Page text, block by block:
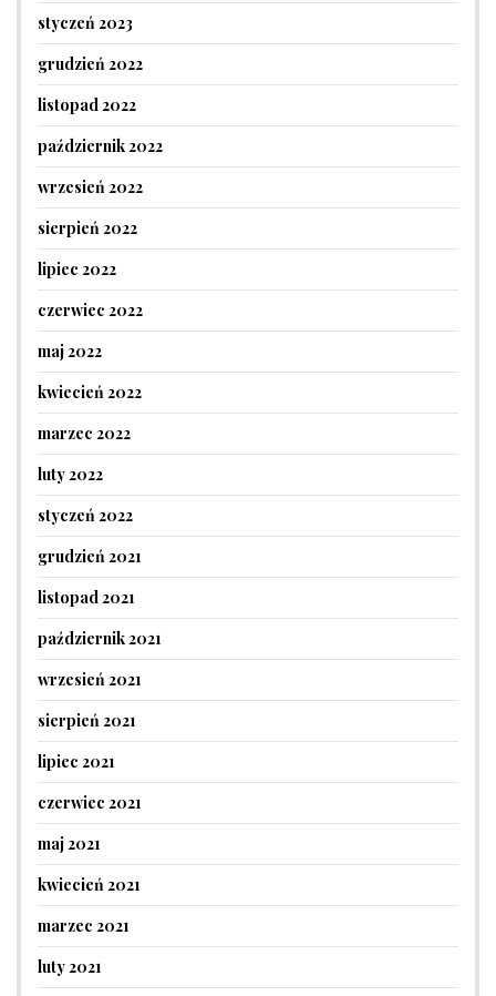
styczeń 2023
grudzień 2022
listopad 2022
październik 2022
wrzesień 2022
sierpień 2022
lipiec 2022
czerwiec 2022
maj 2022
kwiecień 2022
marzec 2022
luty 2022
styczeń 2022
grudzień 2021
listopad 2021
październik 2021
wrzesień 2021
sierpień 2021
lipiec 2021
czerwiec 2021
maj 2021
kwiecień 2021
marzec 2021
luty 2021